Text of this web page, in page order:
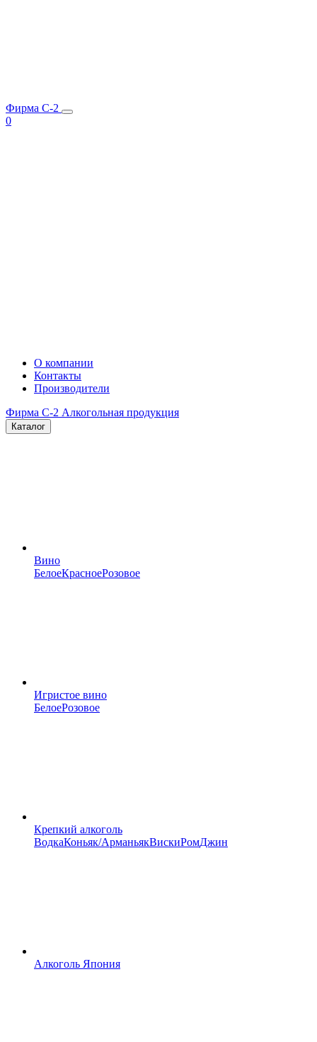
Фирма C-2
0
О компании
Контакты
Производители
Фирма C-2 Алкогольная продукция
Каталог
Вино
БелоеКрасноеРозовое
Игристое вино
БелоеРозовое
Крепкий алкоголь
ВодкаКоньяк/АрманьякВискиРомДжин
Алкоголь Япония